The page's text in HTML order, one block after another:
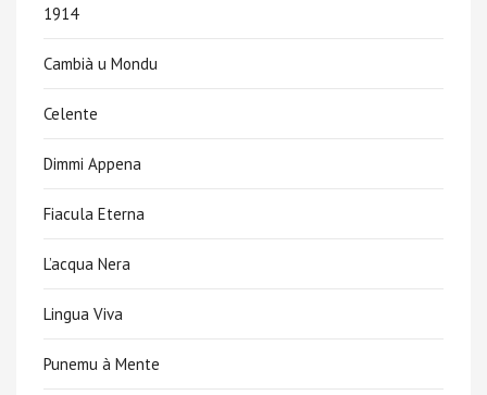
1914
Cambià u Mondu
Celente
Dimmi Appena
Fiacula Eterna
L’acqua Nera
Lingua Viva
Punemu à Mente